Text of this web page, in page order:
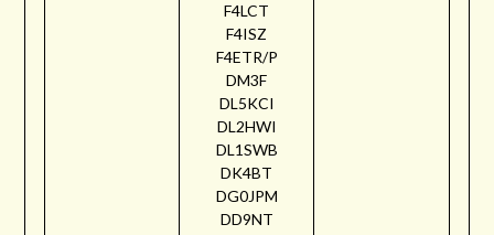
F4LCT
F4ISZ
F4ETR/P
DM3F
DL5KCI
DL2HWI
DL1SWB
DK4BT
DG0JPM
DD9NT